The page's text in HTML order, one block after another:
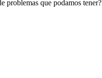
problemas que podamos tener?